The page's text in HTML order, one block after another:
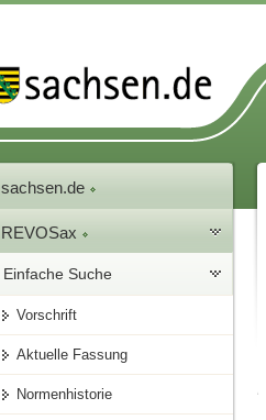
sachsen.de
REVOSax
Einfache Suche
Vorschrift
Aktuelle Fassung
Normenhistorie